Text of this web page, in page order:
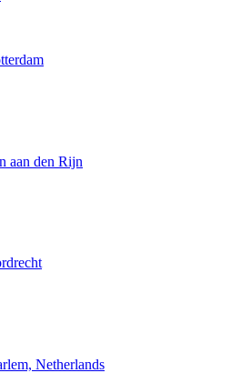
aan den Rijn
Netherlands